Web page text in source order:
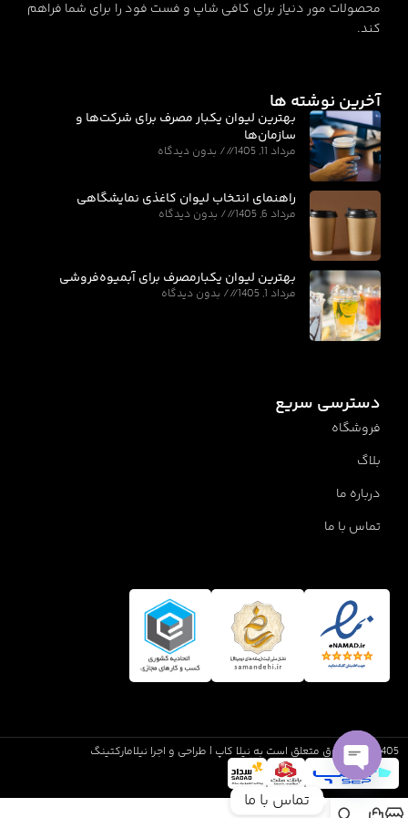
محصولات مور دنیاز برای کافی شاپ و فست فود را برای شما فراهم
کند.
آخرین نوشته ها
بهترین لیوان یکبار مصرف برای شرکت‌ها و
سازمان‌ها
مرداد 11, 1405 بدون دیدگاه
راهنمای انتخاب لیوان کاغذی نمایشگاهی
مرداد 6, 1405 بدون دیدگاه
بهترین لیوان یکبارمصرف برای آبمیوه‌فروشی
مرداد 1, 1405 بدون دیدگاه
دسترسی سریع
فروشگاه
بلاگ
درباره ما
تماس با ما
1405 تمام حقوق متعلق است به نیلا کاپ | طراحی و اجرا نیلامارکتینگ
تماس با ما
Open
chaty